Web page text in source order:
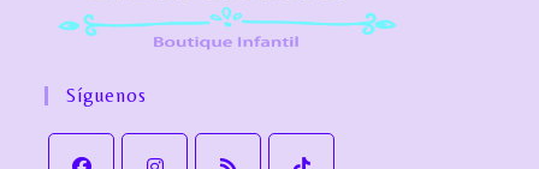
Síguenos